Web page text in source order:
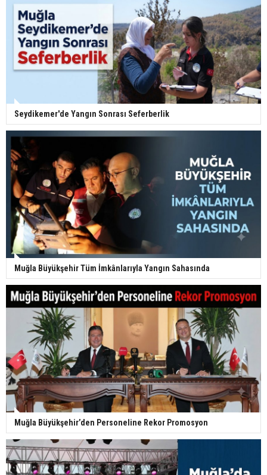
Seydikemer'de Yangın Sonrası Seferberlik
Muğla Büyükşehir Tüm İmkânlarıyla Yangın Sahasında
Muğla Büyükşehir’den Personeline Rekor Promosyon